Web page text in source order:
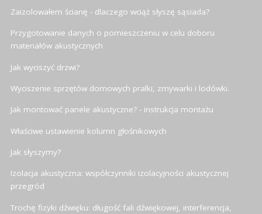
Zaizolowałem ścianę - dlaczego wciąż słyszę sąsiada?
Przygotowanie danych o pomieszczeniu w celu doboru
materiałów akustycznych
Jak wyciszyć drzwi?
Wyciszenie sprzętów domowych pralki, zmywarki i lodówki.
Jak montować panele akustyczne? - instrukcja montażu
Właściwe ustawienie kolumn głośnikowych
Jak słyszymy?
Izolacja akustyczna: współczynniki izolacyjności akustycznej
przegród
Trochę fizyki dźwięku: długość fali dźwiękowej, interferencja,